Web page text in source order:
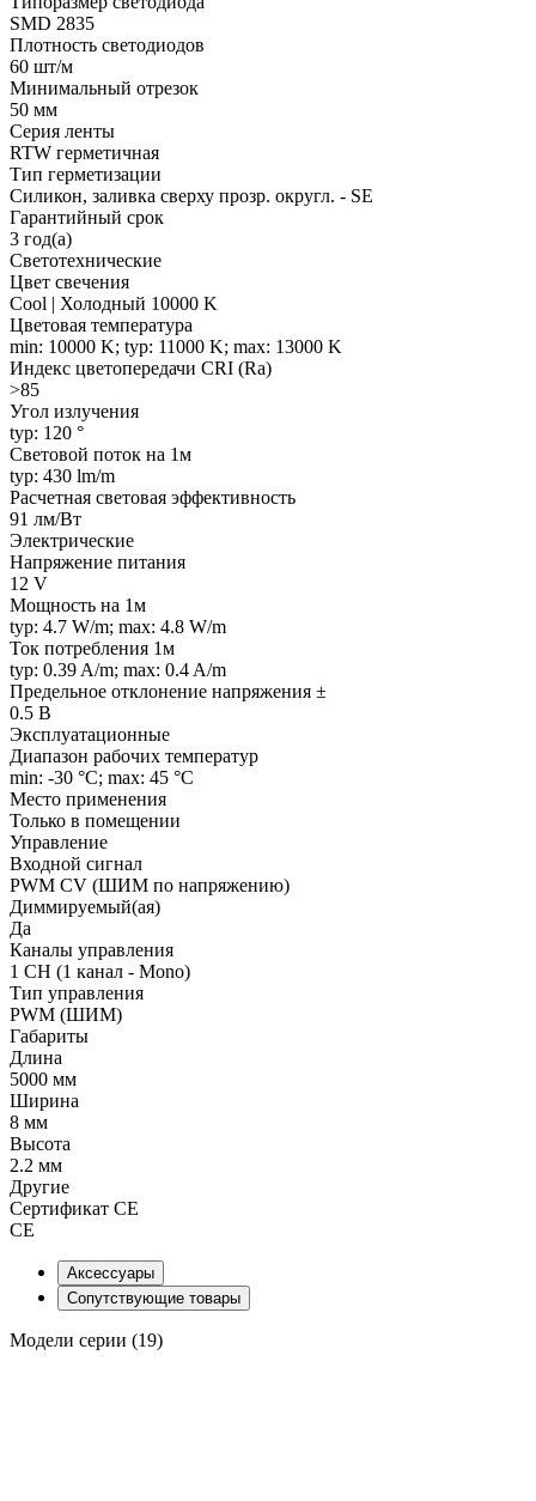
SMD 2835
Плотность светодиодов
60 шт/м
Минимальный отрезок
50 мм
Серия ленты
RTW герметичная
Тип герметизации
Силикон, заливка сверху прозр. округл. - SE
Гарантийный срок
3 год(а)
Светотехнические
Цвет свечения
Cool | Холодный 10000 K
Цветовая температура
min: 10000 K; typ: 11000 K; max: 13000 K
Индекс цветопередачи CRI (Ra)
>85
Угол излучения
typ: 120 °
Световой поток на 1м
typ: 430 lm/m
Расчетная световая эффективность
91 лм/Вт
Электрические
Напряжение питания
12 V
Мощность на 1м
typ: 4.7 W/m; max: 4.8 W/m
Ток потребления 1м
typ: 0.39 A/m; max: 0.4 A/m
Предельное отклонение напряжения ±
0.5 В
Эксплуатационные
Диапазон рабочих температур
min: -30 °C; max: 45 °C
Место применения
Только в помещении
Управление
Входной сигнал
PWM СV (ШИМ по напряжению)
Диммируемый(ая)
Да
Каналы управления
1 CH (1 канал - Mono)
Тип управления
PWM (ШИМ)
Габариты
Длина
5000 мм
Ширина
8 мм
Высота
2.2 мм
Другие
Сертификат CE
CE
Аксессуары
Сопутствующие товары
Модели серии (19)